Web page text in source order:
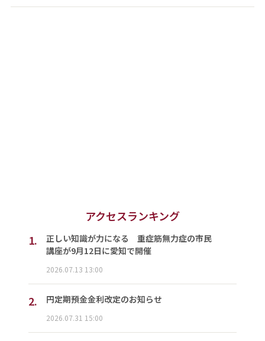
アクセスランキング
1.
正しい知識が力になる 重症筋無力症の市民
講座が9月12日に愛知で開催
2026.07.13 13:00
2. 円定期預金金利改定のお知らせ
2026.07.31 15:00